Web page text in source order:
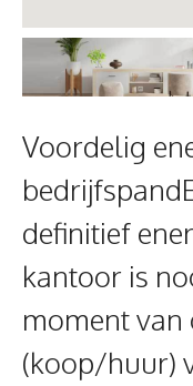
Voordelig
definitief
kantoor is
moment
(koop/huur)